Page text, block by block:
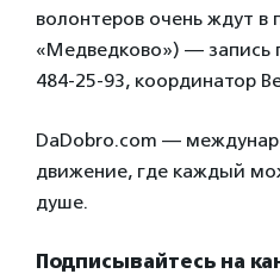
волонтеров очень ждут
«Медведково») — запись
484-25-93, координатор
DaDobro.com —
движение, где каждый
душе.
Подписывайтесь на